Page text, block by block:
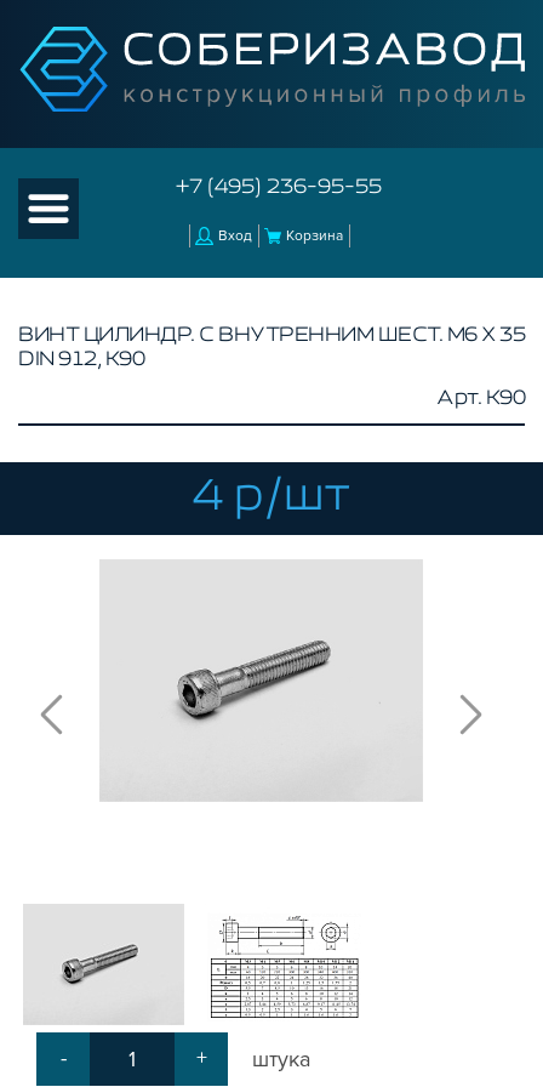
+7 (495) 236-95-55
Вход Корзина
КАТАЛОГ ТОВАРОВ
КОНСТРУКЦИОННЫЙ ПРОФИЛЬ
КОМПЛЕКТУЮЩИЕ К ЧПУ
АКСЕССУАРЫ ДЛЯ V-ПАЗА
Т-БОЛТЫ И Т-ГАЙКИ
СИСТЕМА ТРУБНАЯ МОДУЛЬНАЯ
СИСТЕМА ТРУБНАЯ КОНСТРУКЦИОННАЯ
ВНУТРЕННИЕ УГЛОВЫЕ СОЕДИНИТЕЛИ
АДДИТИВНЫЕ ТОВАРЫ
ОБЩЕСТРОИТЕЛЬНЫЙ ПРОФИЛЬ
ЛИНЕЙНЫЕ СОЕДИНИТЕЛИ
ДОПОЛНИТЕЛЬНАЯ ОБРАБОТКА
ПАРАЛЛЕЛЬНЫЕ СОЕДИНИТЕЛИ
ПРОМЫШЛЕННАЯ МЕБЕЛЬ
ВИНТ ЦИЛИНДР. С ВНУТРЕННИМ ШЕСТ. М6 Х 35
DIN 912, K90
Арт. K90
4 р/шт
- + штука